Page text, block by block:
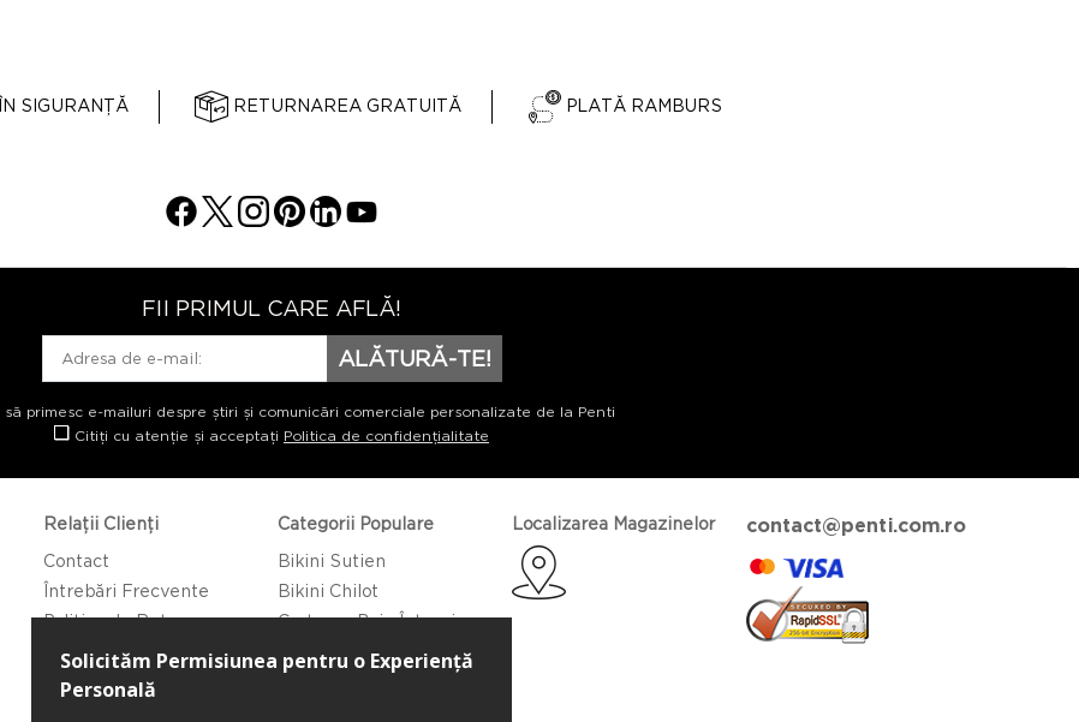
SIGURANȚĂ RETURNAREA GRATUITĂ PLATĂ RAMBURS
FII PRIMUL CARE AFLĂ!
ALĂTURĂ-TE!
să primesc e-mailuri despre știri și comunicări comerciale personalizate de la Penti
Citiți cu atenție și acceptați Politica de confidențialitate
Relații Clienți
Contact
Întrebări Frecvente
Politica de Returnare
Categorii Populare
Bikini Sutien
Bikini Chilot
Costume Baie Întregi
Caftan/Pareo
Localizarea Magazinelor contact@penti.com.ro